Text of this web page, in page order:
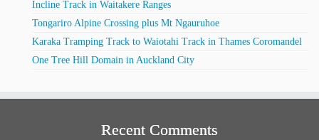
Incline Track in Waitakere Ranges
Tongariro Alpine Crossing plus Mt Ngauruhoe
Karaka Tramping Track to Waiotahi Track in Thames Coromandel
One Tree Hill Domain in Auckland City
Recent Comments